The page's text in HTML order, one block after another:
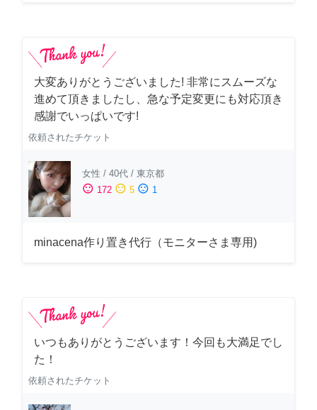
大変ありがとうございました! 非常にスムーズな
進めて頂きましたし、急な予定変更にも対応頂き
感謝でいっぱいです!
依頼されたチケット
女性 / 40代 / 東京都
sentiment_satisfied 172 sentiment_neutral 5 sentiment_dissatisfied 1
minacena作り置き代行（モニターさま専用)
いつもありがとうございます！今回も大満足でし
た！
依頼されたチケット